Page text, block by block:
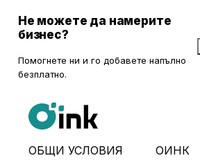
Не можете да намерите
бизнес?
Помогнете ни и го добавете напълно
безплатно.
ОБЩИ УСЛОВИЯ ОИНК